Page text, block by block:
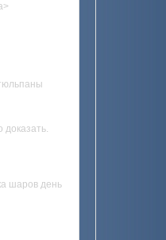
шаров день